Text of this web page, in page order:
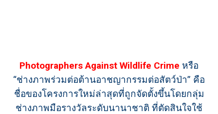
Photographers Against Wildlife Crime หรือ
“ช่างภาพร่วมต่อต้านอาชญากรรมต่อสัตว์ป่า” คือ
ชื่อของโครงการใหม่ล่าสุดที่ถูกจัดตั้งขึ้นโดยกลุ่ม
ช่างภาพมือรางวัลระดับนานาชาติ ที่ตัดสินใจใช้